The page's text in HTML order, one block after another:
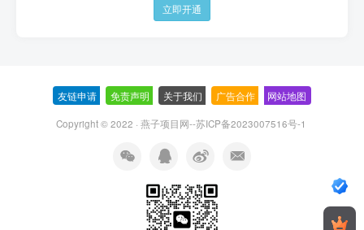
立即开通
友链申请 免责声明 关于我们 广告合作 网站地图
Copyright © 2022 · 燕子项目网--苏ICP备2023007516号-1